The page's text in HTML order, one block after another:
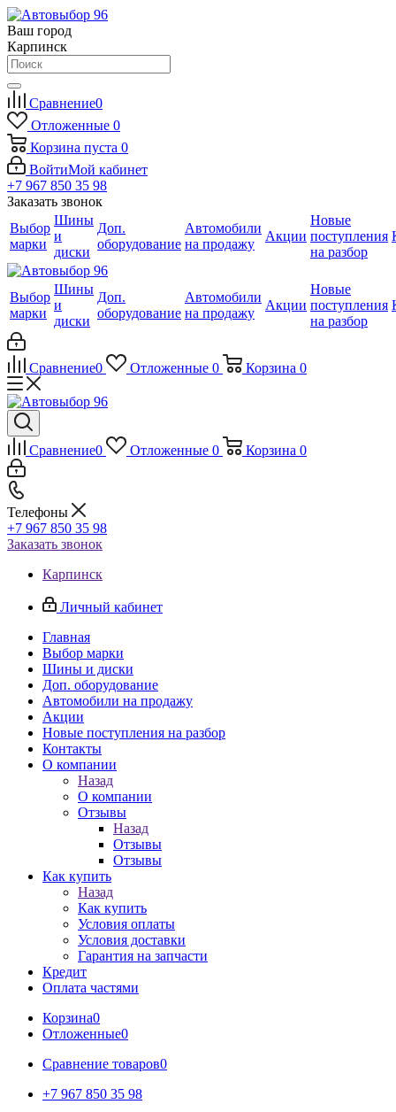
Ваш город
Карпинск
Сравнение0
Отложенные 0
Корзина пуста 0
ВойтиМой кабинет
+7 967 850 35 98
Заказать звонок
Выбор
марки
Шины
и
диски
Доп.
оборудование
Автомобили
на продажу
Акции
Новые
поступления
на разбор
Выбор
марки
Шины
и
диски
Доп.
оборудование
Автомобили
на продажу
Акции
Новые
поступления
на разбор
Сравнение0 Отложенные 0 Корзина 0
Сравнение0 Отложенные 0 Корзина 0
Телефоны
+7 967 850 35 98
Заказать звонок
Карпинск
Личный кабинет
Главная
Выбор марки
Шины и диски
Доп. оборудование
Автомобили на продажу
Акции
Новые поступления на разбор
Контакты
О компании
Назад
О компании
Отзывы
Назад
Отзывы
Отзывы
Как купить
Назад
Как купить
Условия оплаты
Условия доставки
Гарантия на запчасти
Кредит
Оплата частями
Корзина0
Отложенные0
Сравнение товаров0
+7 967 850 35 98